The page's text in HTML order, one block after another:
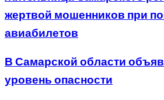
жертвой мошенников при
авиабилетов
В Самарской области
уровень опасности